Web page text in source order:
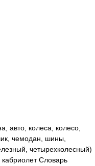
авто, колеса, колесо,
чемодан, шины,
четырехколесный)
кабриолет Словарь